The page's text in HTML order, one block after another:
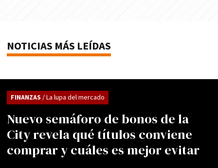
NOTICIAS MÁS LEÍDAS
Nuevo semáforo de bonos de la
City revela qué títulos conviene
comprar y cuáles es mejor evitar
FINANZAS / La lupa del mercado